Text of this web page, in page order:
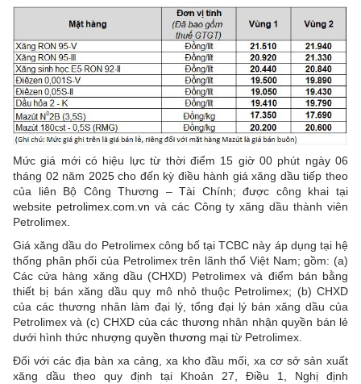
Mức giá mới có hiệu lực từ thời điểm 15 giờ 00 phút ngày 06
tháng 02 năm 2025 cho đến kỳ điều hành giá xăng dầu tiếp theo
của liên Bộ Công Thương – Tài Chính; được công khai tại
website petrolimex.com.vn và các Công ty xăng dầu thành viên
Petrolimex.
Giá xăng dầu do Petrolimex công bố tại TCBC này áp dụng tại hệ
thống phân phối của Petrolimex trên lãnh thổ Việt Nam; gồm: (a)
Các cửa hàng xăng dầu (CHXD) Petrolimex và điểm bán bằng
thiết bị bán xăng dầu quy mô nhỏ thuộc Petrolimex; (b) CHXD
của các thương nhân làm đại lý, tổng đại lý bán xăng dầu của
Petrolimex và (c) CHXD của các thương nhân nhận quyền bán lẻ
dưới hình thức nhượng quyền thương mại từ Petrolimex.
Đối với các địa bàn xa cảng, xa kho đầu mối, xa cơ sở sản xuất
xăng dầu theo quy định tại Khoản 27, Điều 1, Nghị định